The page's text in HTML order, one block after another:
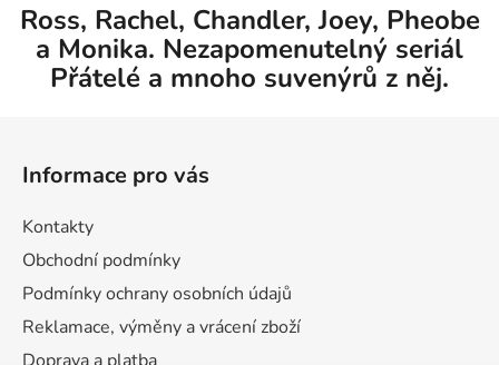
Ross, Rachel, Chandler, Joey, Pheobe
a Monika. Nezapomenutelný seriál
Přátelé a mnoho suvenýrů z něj.
Informace pro vás
Kontakty
Obchodní podmínky
Podmínky ochrany osobních údajů
Reklamace, výměny a vrácení zboží